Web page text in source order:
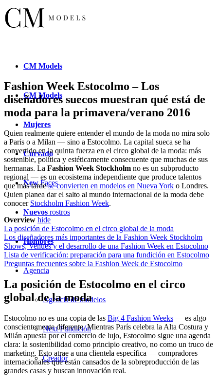
CM Models
CM Models
Mujeres
Curvado
NewFaces
Nuevos rostros
Hombres
Agencia
Agencia de modelos
Next Fundición
Creador
Fashion Week Estocolmo – Los
diseñadores suecos muestran qué está de
moda para la primavera/verano 2016
Quien realmente quiere entender el mundo de la moda no mira solo
a París o a Milan — sino a Estocolmo. La capital sueca se ha
convertido en la quinta fuerza en el circo global de la moda: más
sostenible, política y estéticamente consecuente que muchas de sus
hermanas. La Fashion Week Stockholm no es un subproducto
regional — es un ecosistema independiente que produce talentos
que más tardese convierten en modelos en Nueva York o Londres.
Quien planea dar el salto al mundo internacional de la moda debe
conocer Stockholm Fashion Week.
Overview hide
La posición de Estocolmo en el circo global de la moda
Los diseñadores más importantes de la Fashion Week Stockholm
Shows, Venues y el desarrollo de una Fashion Week en Estocolmo
Lista de verificación: preparación para una fundición en Estocolmo
Preguntas frecuentes sobre la Fashion Week de Estocolmo
La posición de Estocolmo en el circo
global de la moda
Estocolmo no es una copia de las Big 4 Fashion Weeks — es algo
conscientemente diferente. Mientras París celebra la Alta Costura y
Milán apuesta por el comercio de lujo, Estocolmo sigue una agenda
clara: la sostenibilidad como principio creativo, no como un truco de
marketing. Esto atrae a una clientela específica — compradores
internacionales que están cansados de la sobreproducción de las
grandes casas y buscan innovación real.